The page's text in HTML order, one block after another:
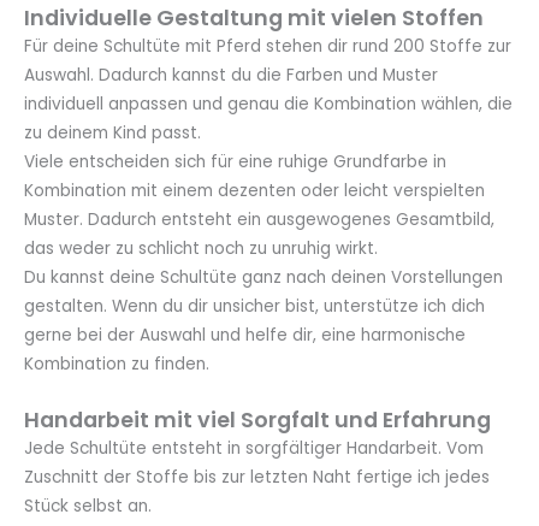
Individuelle Gestaltung mit vielen Stoffen
Für deine Schultüte mit Pferd stehen dir rund 200 Stoffe zur
Auswahl. Dadurch kannst du die Farben und Muster
individuell anpassen und genau die Kombination wählen, die
zu deinem Kind passt.
Viele entscheiden sich für eine ruhige Grundfarbe in
Kombination mit einem dezenten oder leicht verspielten
Muster. Dadurch entsteht ein ausgewogenes Gesamtbild,
das weder zu schlicht noch zu unruhig wirkt.
Du kannst deine Schultüte ganz nach deinen Vorstellungen
gestalten. Wenn du dir unsicher bist, unterstütze ich dich
gerne bei der Auswahl und helfe dir, eine harmonische
Kombination zu finden.
Handarbeit mit viel Sorgfalt und Erfahrung
Jede Schultüte entsteht in sorgfältiger Handarbeit. Vom
Zuschnitt der Stoffe bis zur letzten Naht fertige ich jedes
Stück selbst an.